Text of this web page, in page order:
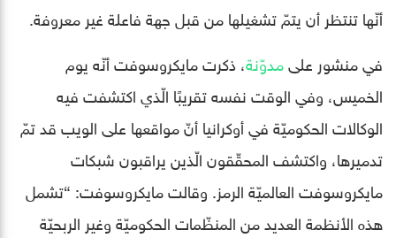
أنّها تنتظر أن يتمّ تشغيلها من قبل جهة فاعلة غير معروفة.
في منشور علىمدوّنة، ذكرت مايكروسوفت أنّه يوم
الخميس، وفي الوقت نفسه تقريبًا الّذي اكتشفت فيه
الوكالات الحكوميّة في أوكرانيا أنّ مواقعها على الويب قد تمّ
تدميرها، واكتشف المحقّقون الّذين يراقبون شبكات
مايكروسوفت العالميّة الرمز. وقالت مايكروسوفت: “تشمل
هذه الأنظمة العديد من المنظّمات الحكوميّة وغير الربحيّة